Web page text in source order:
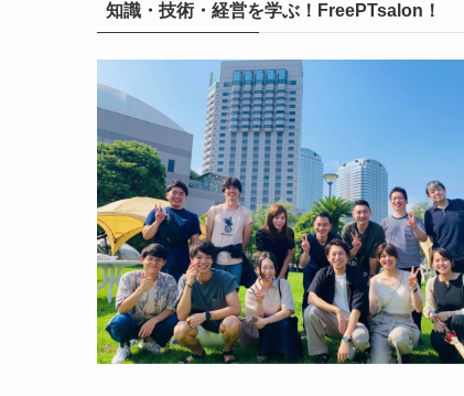
知識・技術・経営を学ぶ！FreePTsalon！